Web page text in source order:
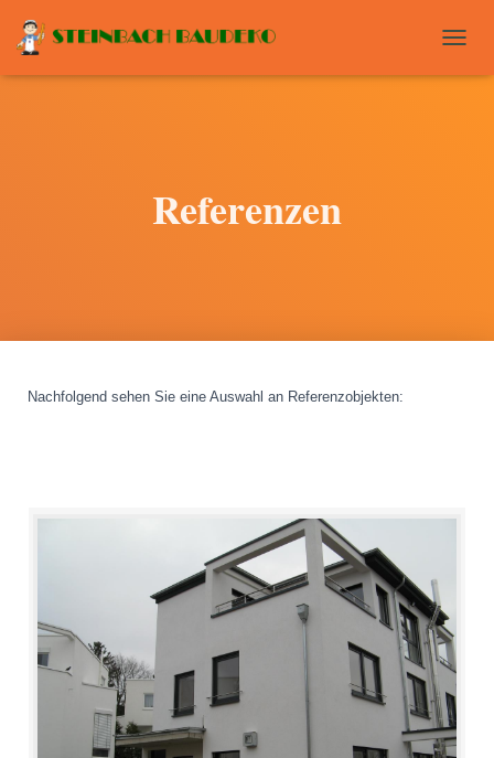
O
Referenzen
Nachfolgend sehen Sie eine Auswahl an Referenzobjekten: